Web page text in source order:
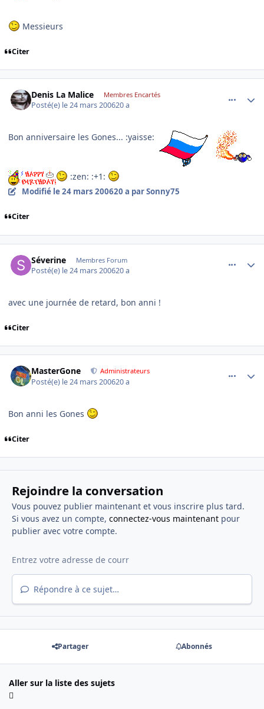
Messieurs
Citer
Denis La Malice Membres Encartés
Posté(e) le 24 mars 200620 a
Bon anniversaire les Gones... :yaisse:
:zen: :+1:
Modifié le 24 mars 200620 a par Sonny75
Citer
Séverine Membres Forum
Posté(e) le 24 mars 200620 a
avec une journée de retard, bon anni !
Citer
MasterGone Administrateurs
Posté(e) le 24 mars 200620 a
Bon anni les Gones
Citer
Rejoindre la conversation
Vous pouvez publier maintenant et vous inscrire plus tard.
Si vous avez un compte, connectez-vous maintenantpour
publier avec votre compte.
Répondre à ce sujet…
Partager Abonnés
Aller sur la liste des sujets